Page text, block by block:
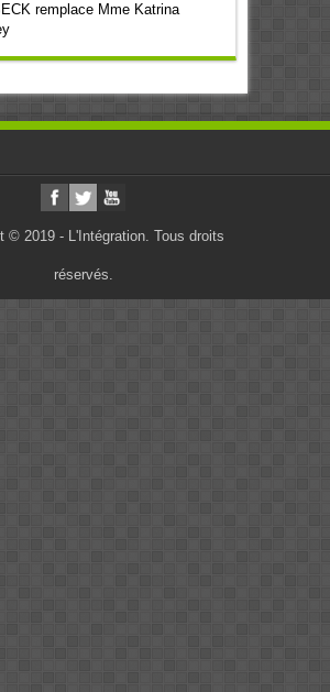
remplace Mme Katrina
© 2019 - L'Intégration. Tous droits
réservés.